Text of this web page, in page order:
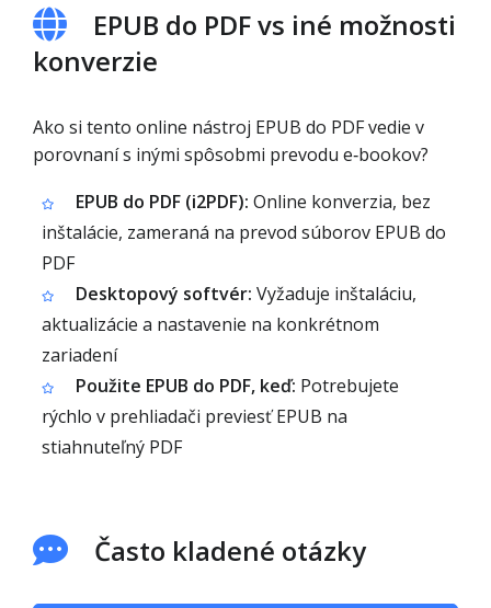
EPUB do PDF vs iné možnosti
konverzie
Ako si tento online nástroj EPUB do PDF vedie v
porovnaní s inými spôsobmi prevodu e‑bookov?
EPUB do PDF (i2PDF): Online konverzia, bez
inštalácie, zameraná na prevod súborov EPUB do
PDF
Desktopový softvér: Vyžaduje inštaláciu,
aktualizácie a nastavenie na konkrétnom
zariadení
Použite EPUB do PDF, keď: Potrebujete
rýchlo v prehliadači previesť EPUB na
stiahnuteľný PDF
Často kladené otázky